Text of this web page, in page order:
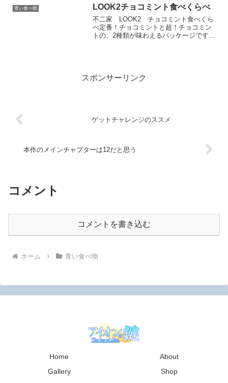
まったので早速買ってみました。レトロ
可愛いパッケージ。開けて...
青い食べ物 LOOK2チョコミント食べくらべ
不二家 LOOK2 チョコミント食べくら
べ定番！チョコミントと超！チョコミン
トの、2種類が味わえるパッケージです。
スポンサーリンク
ゲットチャレンジのススメ
本作のメインチャプターは12だと思う
コメント
コメントを書き込む
ホーム 青い食べ物
Home
About
Gallery
Shop